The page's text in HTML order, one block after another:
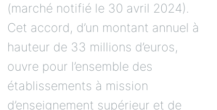
(marché notifié le 30 avril 2024).
Cet accord, d’un montant annuel à
hauteur de 33 millions d’euros,
ouvre pour l’ensemble des
établissements à mission
d’enseignement supérieur et de